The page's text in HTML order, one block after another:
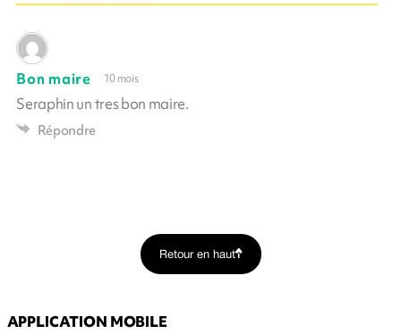
Bon maire 10 mois
Seraphin un tres bon maire.
Répondre
Retour en haut
APPLICATION MOBILE